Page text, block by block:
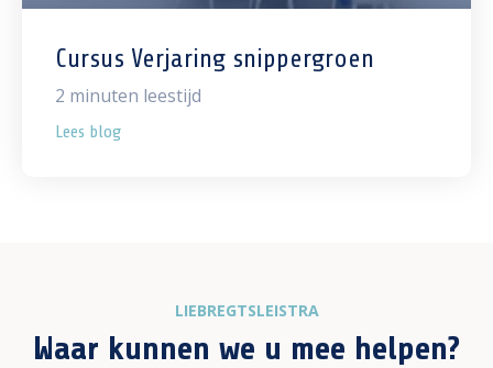
Cursus Verjaring snippergroen
2 minuten leestijd
Lees blog
LIEBREGTSLEISTRA
Waar kunnen we u mee helpen?